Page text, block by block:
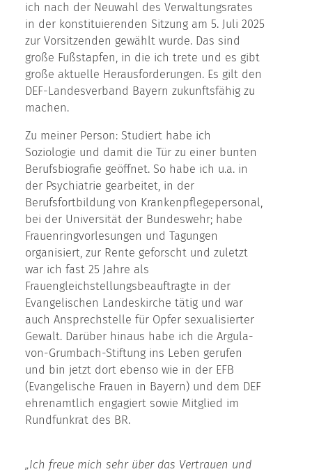
ich nach der Neuwahl des Verwaltungsrates
in der konstituierenden Sitzung am 5. Juli 2025
zur Vorsitzenden gewählt wurde. Das sind
große Fußstapfen, in die ich trete und es gibt
große aktuelle Herausforderungen. Es gilt den
DEF-Landesverband Bayern zukunftsfähig zu
machen.
Zu meiner Person: Studiert habe ich
Soziologie und damit die Tür zu einer bunten
Berufsbiografie geöffnet. So habe ich u.a. in
der Psychiatrie gearbeitet, in der
Berufsfortbildung von Krankenpflegepersonal,
bei der Universität der Bundeswehr; habe
Frauenringvorlesungen und Tagungen
organisiert, zur Rente geforscht und zuletzt
war ich fast 25 Jahre als
Frauengleichstellungsbeauftragte in der
Evangelischen Landeskirche tätig und war
auch Ansprechstelle für Opfer sexualisierter
Gewalt. Darüber hinaus habe ich die Argula-
von-Grumbach-Stiftung ins Leben gerufen
und bin jetzt dort ebenso wie in der EFB
(Evangelische Frauen in Bayern) und dem DEF
ehrenamtlich engagiert sowie Mitglied im
Rundfunkrat des BR.
„Ich freue mich sehr über das Vertrauen und